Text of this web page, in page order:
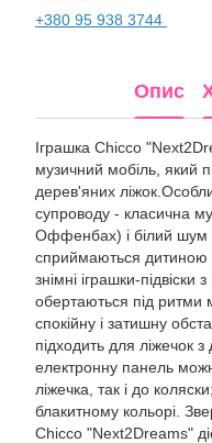
+380 95 938 3744
Опис
Іграшка Chicco
музичний мобіль, який
дерев'яних
супроводу - класична
Оффенбах) і білий шум
сприймаються дитиною
знімні іграшки-підвіски
обертаються під ритми
спокійну і затишну
підходить для ліжечок
електронну панель
ліжечка, так і до
блакитному кольорі.
Chicco "Next2Dreams"